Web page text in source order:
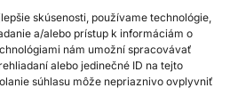
skúsenosti, používame technológie,
a/alebo prístup k informáciám o
nám umožní spracovávať
alebo jedinečné ID na tejto
súhlasu môže nepriaznivo ovplyvniť